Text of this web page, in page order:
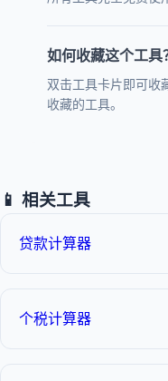
如何收藏这个工具
双击工具卡片即可收
收藏的工具。
📱 相关工具
贷款计算器
个税计算器